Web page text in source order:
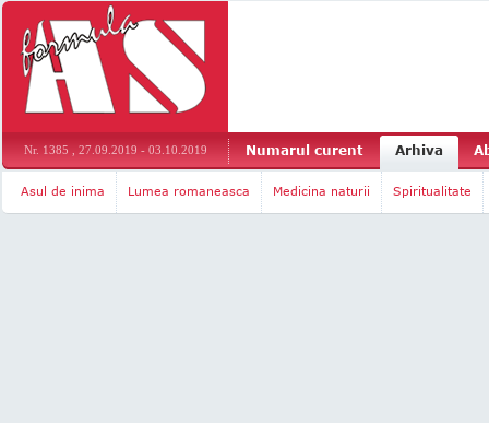
Nr. 1385 , 27.09.2019 - 03.10.2019 Numarul curent Arhiva
Asul de inima Lumea romaneasca Medicina naturii Spiritualitate